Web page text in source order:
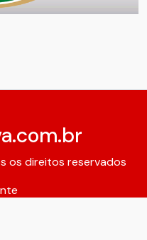
os direitos reservados